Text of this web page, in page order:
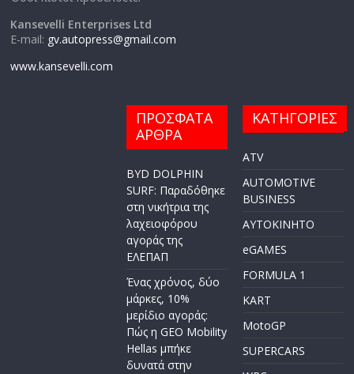
Kansevelli Enterprises Ltd
E-mail: gv.autopress@gmail.com
www.kansevelli.com
ΠΡΟΣΦΑΤΑ
ΑΡΘΡΑ
BYD DOLPHIN
SURF: Παραδόθηκε
στη νικήτρια της
λαχειοφόρου
αγοράς της
ΕΛΕΠΑΠ
Ένας χρόνος, δύο
μάρκες, 10%
μερίδιο αγοράς:
Πώς η GEO Mobility
Hellas μπήκε
δυνατά στην
ΚΑΤΗΓΟΡΙΕΣ
ATV
AUTOMOTIVE
BUSINESS
AYTOKINHTO
eGAMES
FORMULA 1
KART
MotoGP
SUPERCARS